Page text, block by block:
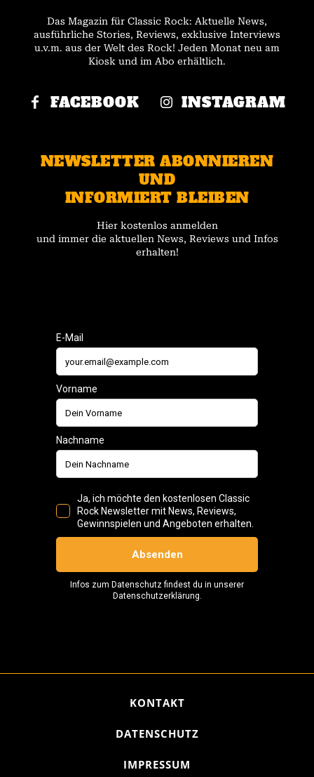
Das Magazin für Classic Rock: Aktuelle News,
ausführliche Stories, Reviews, exklusive Interviews
u.v.m. aus der Welt des Rock! Jeden Monat neu am
Kiosk und im Abo erhältlich.
FACEBOOK INSTAGRAM
NEWSLETTER ABONNIEREN
UND
INFORMIERT BLEIBEN
Hier kostenlos anmelden
und immer die aktuellen News, Reviews und Infos
erhalten!
KONTAKT
DATENSCHUTZ
IMPRESSUM